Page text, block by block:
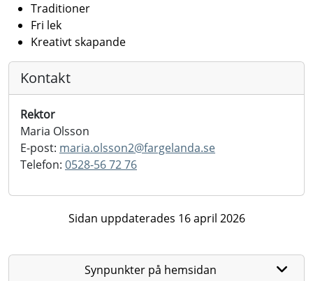
Traditioner
Fri lek
Kreativt skapande
Kontakt
Rektor
Maria Olsson
E-post: maria.olsson2@fargelanda.se
Telefon: 0528-56 72 76
Sidan uppdaterades 16 april 2026
Synpunkter på hemsidan